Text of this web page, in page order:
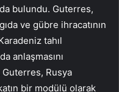
bulundu. Guterres,
ve gübre ihracatının
tahıl
anlaşmasını
Guterres, Rusya
bir modülü olarak